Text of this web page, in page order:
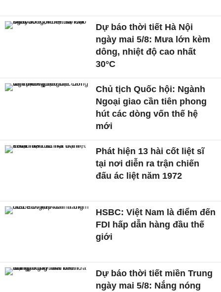
Dự báo thời tiết Hà Nội
ngày mai 5/8: Mưa lớn kèm
dông, nhiệt độ cao nhất
30°C
Chủ tịch Quốc hội: Ngành
Ngoại giao cần tiên phong
hút các dòng vốn thế hệ
mới
Phát hiện 13 hài cốt liệt sĩ
tại nơi diễn ra trận chiến
đấu ác liệt năm 1972
HSBC: Việt Nam là điểm đến
FDI hấp dẫn hàng đầu thế
giới
Dự báo thời tiết miền Trung
ngày mai 5/8: Nắng nóng